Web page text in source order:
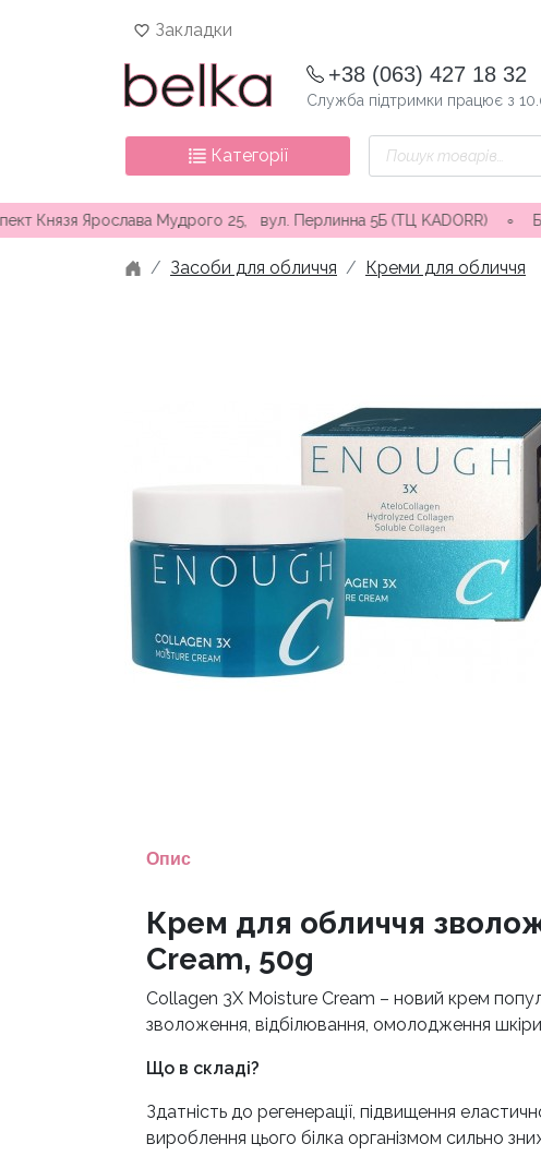
Закладки
+38 (063) 427 18 32
Служба підтримки працює з
Категорії
Пошук
товарів
Мудрого 25, вул. Перлинна 5Б (ТЦ KADORR) ∘ Безкоштовна
Засоби для обличчя Креми для обличчя
Опис
Крем для обличчя
Cream, 50g
Collagen 3X Moisture Cream – новий крем
зволоження, відбілювання, омолодження
Що в складі?
Здатність до регенерації, підвищення
вироблення цього білка організмом сильно